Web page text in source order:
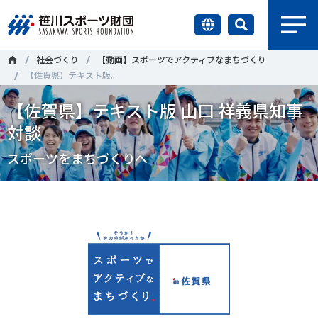
財団情報
研究員紹介
調査・研究
国際情報
知る学ぶ
ニュース
＃誰が子どものスポーツをささえるのか ＃部活動
＃アクティブなまちづくり ＃日本人の身体活動と健康寿命
調査・研究
社会づくり
【動画】スポーツでアクティブなまちづくり
【佐賀県】テキスト版...
【佐賀県】テキスト版 山口 祥義県知事
対談
スポーツをまちづくりへ